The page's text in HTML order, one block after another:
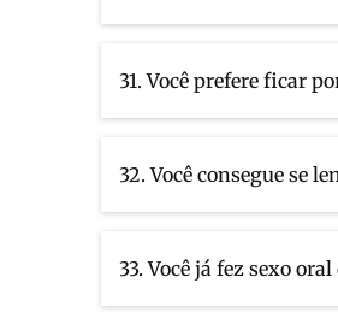
31. Você prefere ficar
32. Você consegue se
33. Você já fez sexo